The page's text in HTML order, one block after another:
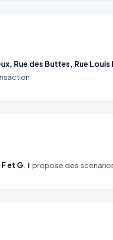
Rue des Buttes, Rue Louis
F et G . Il propose des